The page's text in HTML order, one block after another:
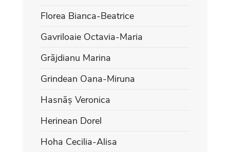
Florea Bianca-Beatrice
Gavriloaie Octavia-Maria
Grăjdianu Marina
Grindean Oana-Miruna
Hasnăș Veronica
Herinean Dorel
Hoha Cecilia-Alisa